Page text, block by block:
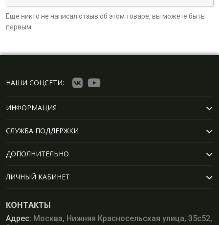
Еще никто не написал отзыв об этом товаре, вы можете быть
первым.
НАШИ СОЦСЕТИ:
ИНФОРМАЦИЯ
СЛУЖБА ПОДДЕРЖКИ
ДОПОЛНИТЕЛЬНО
ЛИЧНЫЙ КАБИНЕТ
КОНТАКТЫ
Адрес: Москва, Нижняя Красносельская улица, 35с52,